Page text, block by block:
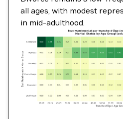
all ages, with modest
in mid-adulthood.